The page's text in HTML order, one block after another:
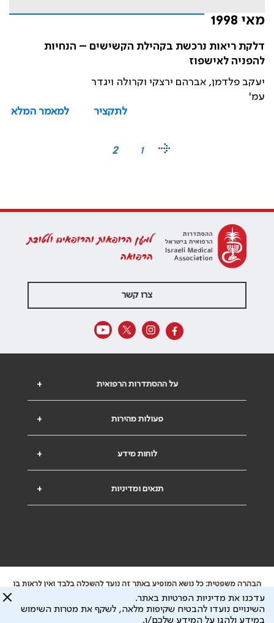
מאי 1998
דלקת ריאות נרכשת בקהילת הקשישים – הנחיות
להפניה לאישפוז
יעקב פלדמן, אברהם ירצקי וקרולה ויגדר
עמ'
לתקציר
למאמר המלא
1
2
למען הרופאות והרופאים ולטובת
הרפואה
צרו קשר
+ על ההסתדרות הרפואית
+ פעולות מהירות
+ לוחות מידע
+ תנאים ומדיניות
הבהרה משפטית: כל נושא המופיע באתר זה נועד להשכלה בלבד ואין לראות בו
ייעוץ רפואי או משפטי. אין הר"י אחראית לתוכן המתפרסם באתר זה ולכל נזק
שעלול להיגרם.
ידוע לי שהר"י אוספת ושומרת מידע אישי לצורך מתן השרות וכי חלק ממנו עשוי
עדכנו את מדיניות הפרטיות באתר.
השינויים נועדו להבטיח שקיפות מלאה, לשקף את מטרות השימוש
במידע ולהגן על המידע שלכם/ן.